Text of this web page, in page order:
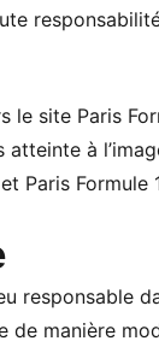
site Paris
à
Paris Formule
responsable
manière